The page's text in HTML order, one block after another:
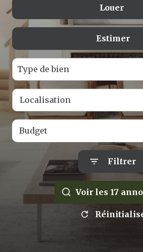
Louer
Estimer
Type de bien
Budget
Filtrer
Voir les 17